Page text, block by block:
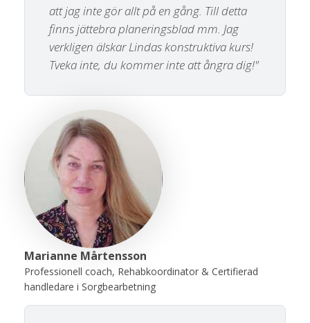
att jag inte gör allt på en gång. Till detta
finns jättebra planeringsblad mm. Jag
verkligen älskar Lindas konstruktiva kurs!
Tveka inte, du kommer inte att ångra dig!"
Marianne Mårtensson
Professionell coach, Rehabkoordinator & Certifierad
handledare i Sorgbearbetning